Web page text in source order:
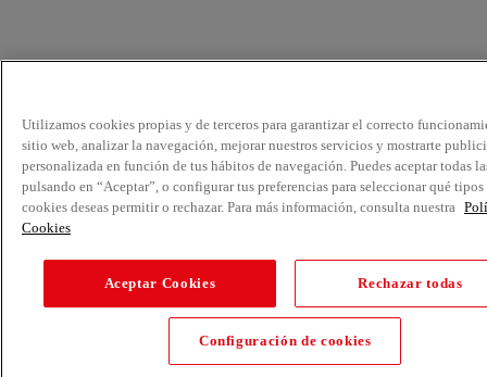
Utilizamos cookies propias y de terceros para garantizar el correcto
sitio web, analizar la navegación, mejorar nuestros servicios y mostrarte
personalizada en función de tus hábitos de navegación. Puedes aceptar todas
pulsando en “Aceptar”, o configurar tus preferencias para seleccionar qué tipos
cookies deseas permitir o rechazar. Para más información, consulta nuestra
Cookies
Aceptar Cookies Rechazar todas
Configuración de cookies